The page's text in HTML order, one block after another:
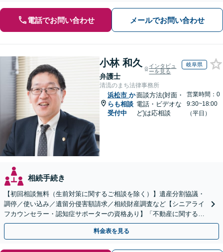
電話でお問い合わせ メールでお問い合わせ
小林 和久
弁護士
インタビュ
ーを見る
岐阜県
清流のまち法律事務所
浜松市 か
らも相談
受付中
面談方法(対面・
電話・ビデオな
ど)は応相談
営業時間：0
9:30~18:00
（平日）
相続手続き
【初回相談無料（生前対策に関するご相談を除く）】遺産分割協議・
調停／使い込み／遺留分侵害額請求／相続財産調査など【シニアライ
フカウンセラー・認知症サポーターの資格あり】「不動産に関する相
続もお任せください」【当日・夜間相談可（要相談）】
料金表を見る